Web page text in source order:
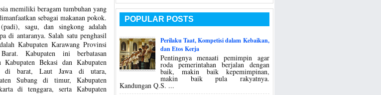
memiliki beragam tumbuhan yang
sebagai makanan pokok.
sagu, dan singkong adalah
di antaranya. Salah satu penghasil
Kabupaten Karawang Provinsi
Kabupaten ini berbatasan
Kabupaten Bekasi dan Kabupaten
di barat, Laut Jawa di utara,
Subang di timur, Kabupaten
di tenggara, serta Kabupaten
POPULAR POSTS
Perilaku Taat, Kompetisi dalam Kebaikan,
dan Etos Kerja
Pentingnya menaati pemimpin agar
roda pemerintahan berjalan dengan
baik, makin baik kepemimpinan,
makin baik pula rakyatnya.
Kandungan Q.S. ...